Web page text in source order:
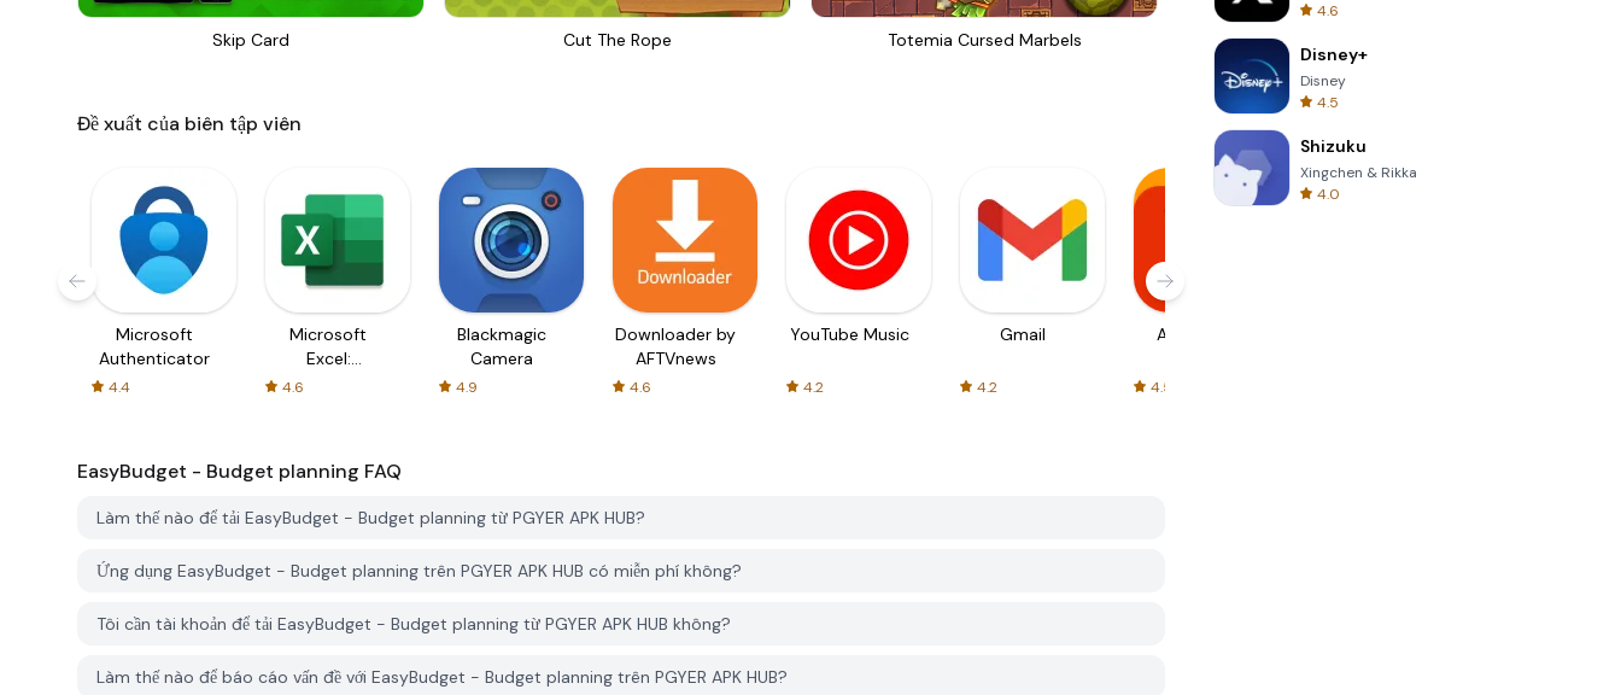
Skip Card Cut The Rope Totemia Cursed Marbels
Đề xuất của biên tập viên
Microsoft
Authenticator
4.4
Microsoft
Excel:
Spreadsheets
4.6
Blackmagic
Camera
4.9
Downloader by
AFTVnews
4.6
YouTube Music
4.2
Gmail
4.2
AliExpress
4.5
EasyBudget - Budget planning FAQ
Làm thế nào để tải EasyBudget - Budget planning từ PGYER APK HUB?
Ứng dụng EasyBudget - Budget planning trên PGYER APK HUB có miễn phí không?
Tôi cần tài khoản để tải EasyBudget - Budget planning từ PGYER APK HUB không?
Làm thế nào để báo cáo vấn đề với EasyBudget - Budget planning trên PGYER APK HUB?
4.6
Disney+
Disney
4.5
Shizuku
Xingchen & Rikka
4.0